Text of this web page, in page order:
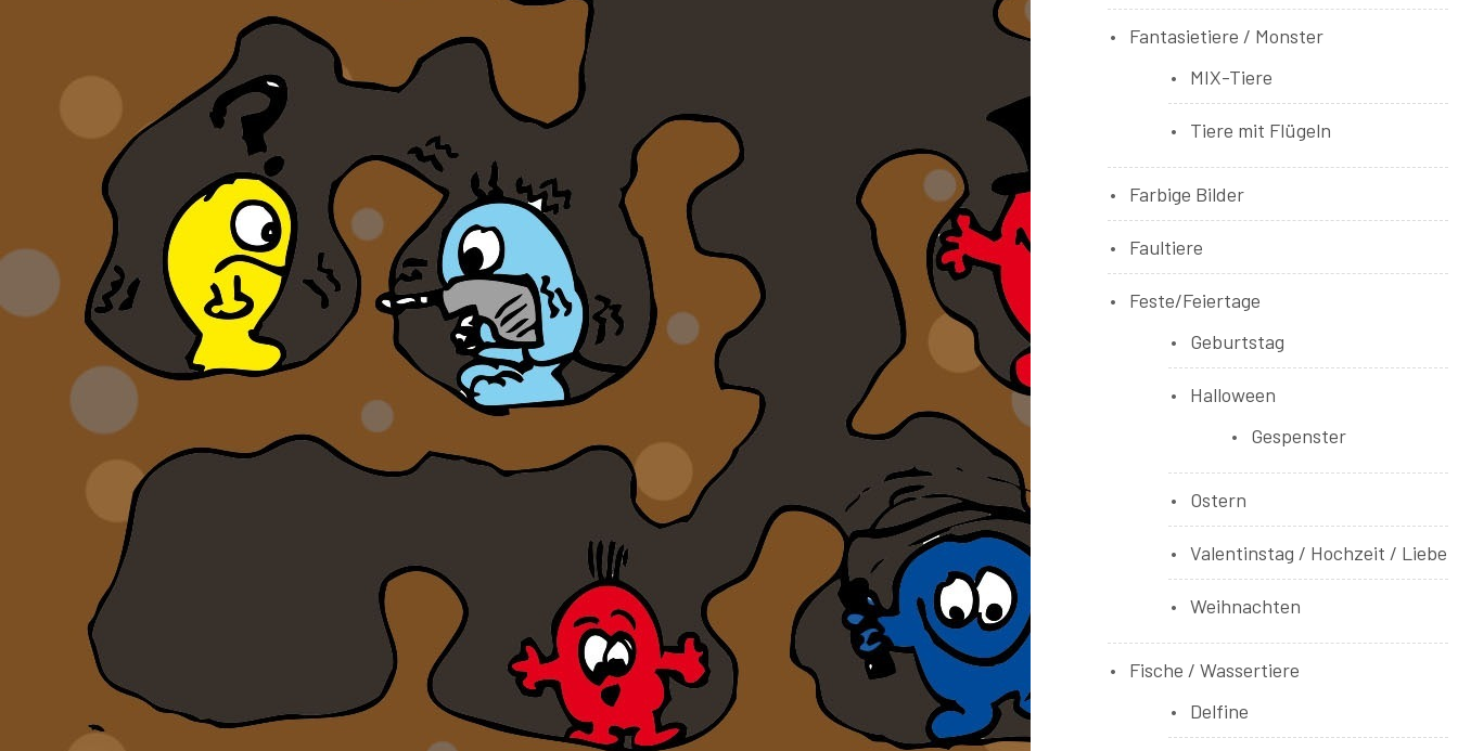
Fantasietiere / Monster
MIX-Tiere
Tiere mit Flügeln
Farbige Bilder
Faultiere
Feste/Feiertage
Geburtstag
Halloween
Gespenster
Ostern
Valentinstag / Hochzeit / Liebe
Weihnachten
Fische / Wassertiere
Delfine